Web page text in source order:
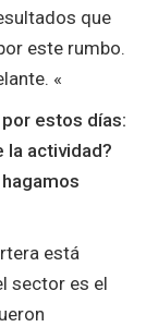
que
este rumbo.
«
estos días:
la actividad?
está
sector es el